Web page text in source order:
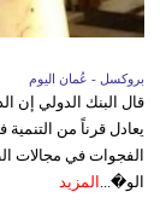
بروكسل - عُمان اليوم
قال البنك الدولي إن
يعادل قرناً من
الفجوات في مجالات
الو�... المزيد